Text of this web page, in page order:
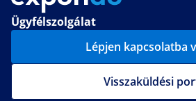
Ügyfélszolgálat
Lépjen kapcsolatba
Visszaküldési